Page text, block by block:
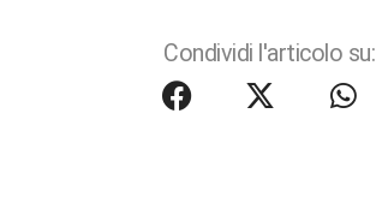
Condividi l'articolo su: